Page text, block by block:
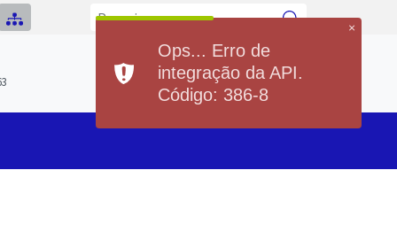
Previsão do Tempo
Hoje
Min20°Max37°
Sábado
Min 20°
×
Ops... Erro de
integração da API.
Código: 386-8